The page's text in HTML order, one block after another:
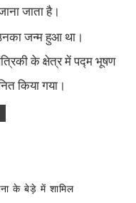
जाता है।
जन्म हुआ था।
के क्षेत्र में पद्म भूषण
किया गया।
के बेड़े में शामिल